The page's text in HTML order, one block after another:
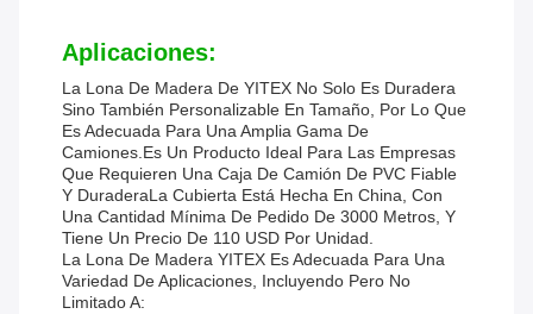
Aplicaciones:
La Lona De Madera De YITEX No Solo Es Duradera
Sino También Personalizable En Tamaño, Por Lo Que
Es Adecuada Para Una Amplia Gama De
Camiones.Es Un Producto Ideal Para Las Empresas
Que Requieren Una Caja De Camión De PVC Fiable
Y DuraderaLa Cubierta Está Hecha En China, Con
Una Cantidad Mínima De Pedido De 3000 Metros, Y
Tiene Un Precio De 110 USD Por Unidad.
La Lona De Madera YITEX Es Adecuada Para Una
Variedad De Aplicaciones, Incluyendo Pero No
Limitado A: